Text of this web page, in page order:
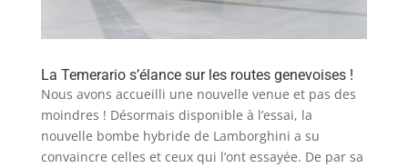
La Temerario s’élance sur les routes genevoises !
Nous avons accueilli une nouvelle venue et pas des
moindres ! Désormais disponible à l’essai, la
nouvelle bombe hybride de Lamborghini a su
convaincre celles et ceux qui l’ont essayée. De par sa